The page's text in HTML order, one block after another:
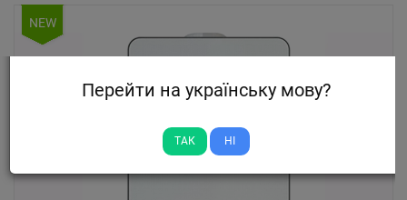
NEW
Перейти на українську мову?
ТАК НІ